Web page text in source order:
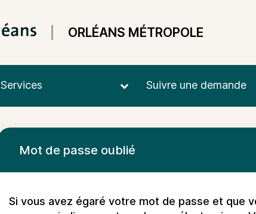
ORLÉANS MÉTROPOLE
Services Suivre une demande
Mot de passe oublié
Si vous avez égaré votre mot de passe et que